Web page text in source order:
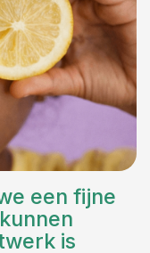
een fijne
is